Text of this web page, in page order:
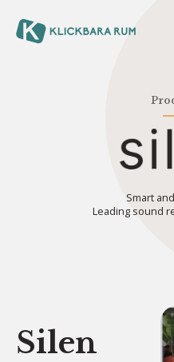
Smart
Leading sound
Silen